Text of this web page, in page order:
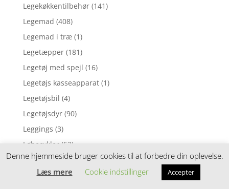
Legekøkkentilbehør (141)
Legemad (408)
Legemad i træ (1)
Legetæpper (181)
Legetøj med spejl (16)
Legetøjs kasseapparat (1)
Legetøjsbil (4)
Legetøjsdyr (90)
Leggings (3)
Løbecykler (52)
Løbehjul (11)
Madkasser (684)
Denne hjemmeside bruger cookies til at forbedre din oplevelse.
Læs mere
Cookie indstillinger Accepter